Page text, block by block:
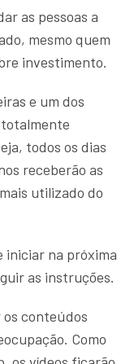
as pessoas a
mesmo quem
investimento.
e um dos
todos os dias
receberão as
utilizado do
iniciar na próxima
as instruções.
os conteúdos
Como